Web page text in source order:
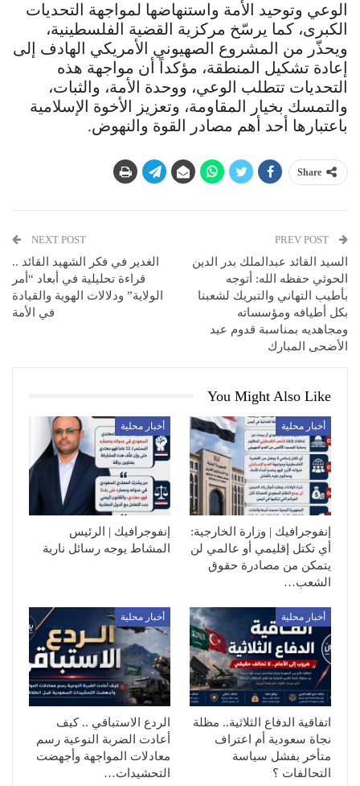
الوعي وتوحيد الأمة واستنهاضها لمواجهة التحديات
الكبرى، كما يرسّخ مركزية القضية الفلسطينية،
ويحذّر من المشروع الصهيوني الأمريكي الهادف إلى
إعادة تشكيل المنطقة، مؤكداً أن مواجهة هذه
التحديات تتطلب الوعي، ووحدة الأمة، والثبات،
والتمسك بخيار المقاومة، وتعزيز الأخوة الإسلامية
باعتبارها أحد أهم مصادر القوة والنهوض.
Share
السيد القائد عبدالملك بدر الدين
الحوثي حفظه الله: أتوجه
بأطيب التهاني والتبريك لشعبنا
بكل أطيافه ومؤسساته
ومجاهديه بمناسبة قدوم عيد
الأضحى المبارك
NEXT POST
الغدير في فكر الشهيد القائد ..
قراءة تحليلية في أبعاد “أمر
الولاية” ودلالات الهوية والقيادة
في الأمة
You Might Also Like
أخبار محلية
إنفوجرافيك | وزارة الخارجية:
أي تكتل إقليمي أو عالمي لن
يتمكن من مصادرة حقوق
الشعب…
أخبار محلية
إنفوجرافيك | الرئيس
المشاط يوجه رسائل نارية
أخبار محلية
اتفاقية الدفاع الثلاثية.. مظلة
نجاة سعودية أم اعتراف
متأخر بفشل سياسة
التحالفات ؟
أخبار محلية
الردع الاستباقي .. كيف
أعادت الضربة النوعية رسم
معادلات المواجهة وأجهضت
التحشيدات…